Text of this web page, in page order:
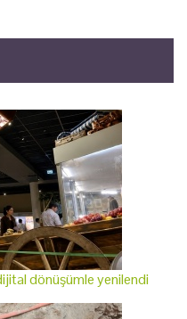
dönüşümle yenilendi